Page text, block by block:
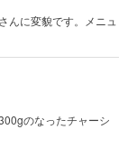
んに変貌です。メニュ
のなったチャーシ